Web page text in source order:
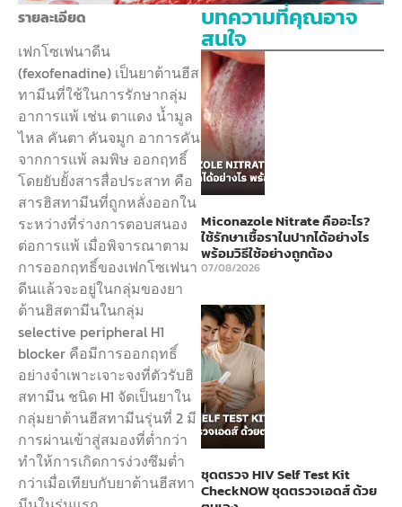
รายละเอียด
เฟกโซเฟนาดีน
(fexofenadine) เป็นยาต้านฮีส
ทามีนที่ใช้ในการรักษากลุ่ม
อาการแพ้ เช่น ตาแดง น้ำมูล
ไหล คันตา คันจมูก อาการคัน
จากการแพ้ ลมพิษ ออกฤทธิ์
โดยยับยั้งสารสื่อประสาท คือ
สารฮิสทามีนที่ถูกหลั่งออกใน
ระหว่างที่ร่างการตอบสนอง
ต่อการแพ้ เมื่อพิจารณาตาม
การออกฤทธิ์ของเฟกโซเฟนา
ดีนแล้วจะอยู่ในกลุ่มของยา
ต้านฮิสตามีนในกลุ่ม
selective peripheral H1
blocker คือมีการออกฤทธิ์
อย่างจำเพาะเจาะจงที่ตัวรับฮิ
สทามีน ชนิด H1 จัดเป็นยาใน
กลุ่มยาต้านฮีสทามีนรุ่นที่ 2 มี
การผ่านเข้าสู่สมองที่ต่ำกว่า
ทำให้การเกิดการง่วงซึมต่ำ
กว่าเมื่อเทียบกับยาต้านฮีสทา
บทความที่คุณอาจ
สนใจ
Miconazole Nitrate คืออะไร?
ใช้รักษาเชื้อราในปากได้อย่างไร
พร้อมวิธีใช้อย่างถูกต้อง
07/08/2026
ชุดตรวจ HIV Self Test Kit
CheckNOW ชุดตรวจเอดส์ ด้วย